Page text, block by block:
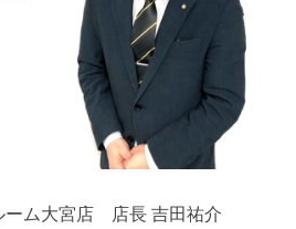
ム大宮店 店長 吉田祐介